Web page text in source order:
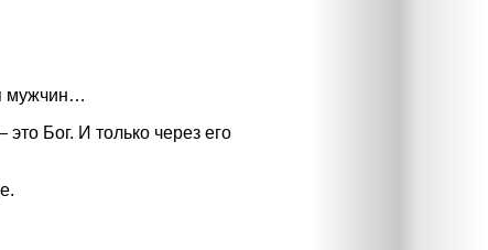
мужчин…
Бог. И только через его